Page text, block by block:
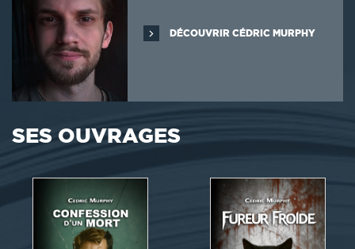
DÉCOUVRIR CÉDRIC MURPHY
SES OUVRAGES